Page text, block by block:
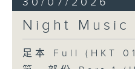
Night Music
足本 Full (HKT